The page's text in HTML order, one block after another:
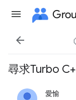

尋求Turbo
愛愉
unread,